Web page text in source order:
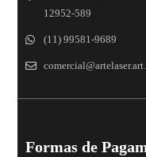
12952-589
(11) 99581-9689
Formas de